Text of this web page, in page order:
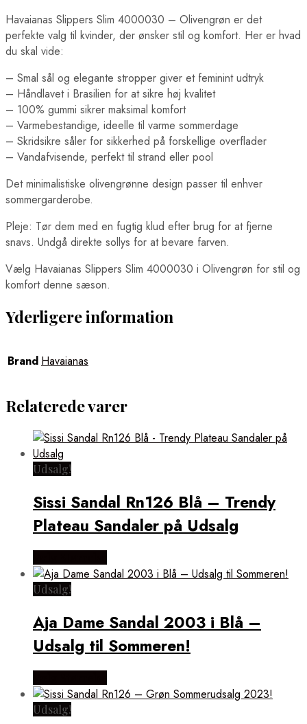
Havaianas Slippers Slim 4000030 – Olivengrøn er det
perfekte valg til kvinder, der ønsker stil og komfort. Her er hvad
du skal vide:
– Smal sål og elegante stropper giver et feminint udtryk
– Håndlavet i Brasilien for at sikre høj kvalitet
– 100% gummi sikrer maksimal komfort
– Varmebestandige, ideelle til varme sommerdage
– Skridsikre såler for sikkerhed på forskellige overflader
– Vandafvisende, perfekt til strand eller pool
Det minimalistiske olivengrønne design passer til enhver
sommergarderobe.
Pleje: Tør dem med en fugtig klud efter brug for at fjerne
snavs. Undgå direkte sollys for at bevare farven.
Vælg Havaianas Slippers Slim 4000030 i Olivengrøn for stil og
komfort denne sæson.
Yderligere information
Brand Havaianas
Relaterede varer
Udsalg!
Sissi Sandal Rn126 Blå – Trendy
Plateau Sandaler på Udsalg
Udsalg!
Aja Dame Sandal 2003 i Blå –
Udsalg til Sommeren!
Udsalg!